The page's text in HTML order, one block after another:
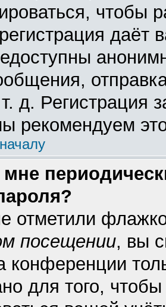
даёт
д. Регистрация
рекомендуем
отметили
посещении, вы
конференции
для того, чтобы